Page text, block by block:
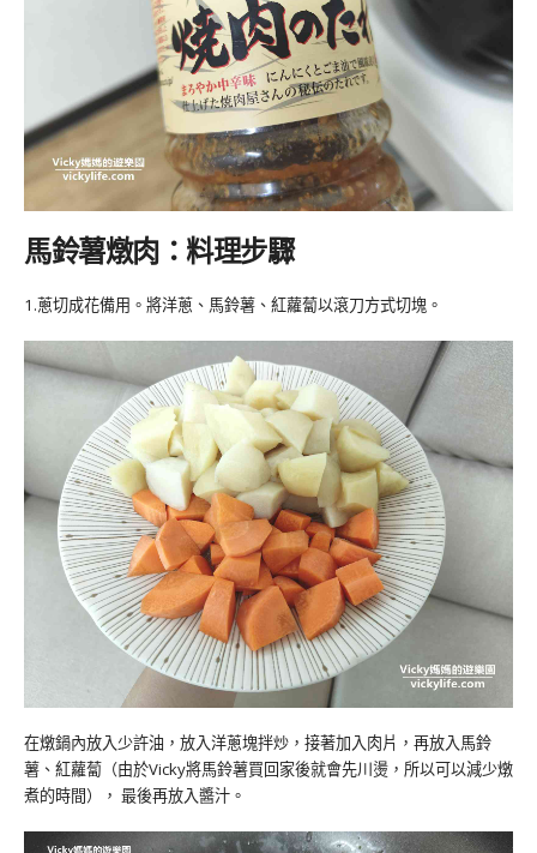
馬鈴薯燉肉： 料理步驟
1.蔥切成花備用 。 將洋蔥、馬鈴薯、紅蘿蔔以滾刀方式切塊 。
在燉鍋內放入少許油，放入洋蔥塊拌炒，接著加入肉片，再放入馬鈴
薯、紅蘿蔔 （由於Vicky將馬鈴薯買回家後就會先川燙，所以可以減少燉
煮的時間）， 最後再放入醬汁 。